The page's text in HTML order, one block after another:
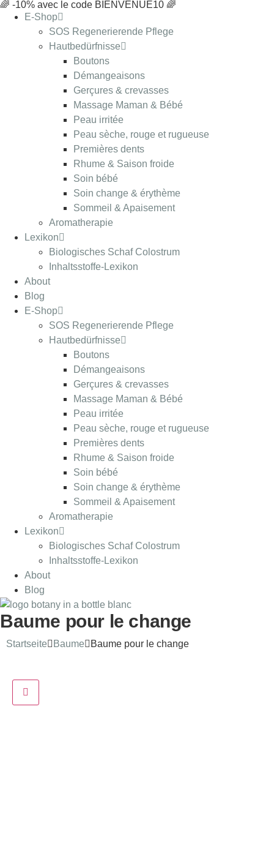
🌈 -10% avec le code BIENVENUE10 🌈
E-Shop
SOS Regenerierende Pflege
Hautbedürfnisse
Boutons
Démangeaisons
Gerçures & crevasses
Massage Maman & Bébé
Peau irritée
Peau sèche, rouge et rugueuse
Premières dents
Rhume & Saison froide
Soin bébé
Soin change & érythème
Sommeil & Apaisement
Aromatherapie
Lexikon
Biologisches Schaf Colostrum
Inhaltsstoffe-Lexikon
About
Blog
E-Shop
SOS Regenerierende Pflege
Hautbedürfnisse
Boutons
Démangeaisons
Gerçures & crevasses
Massage Maman & Bébé
Peau irritée
Peau sèche, rouge et rugueuse
Premières dents
Rhume & Saison froide
Soin bébé
Soin change & érythème
Sommeil & Apaisement
Aromatherapie
Lexikon
Biologisches Schaf Colostrum
Inhaltsstoffe-Lexikon
About
Blog
Baume pour le change
Startseite Baume Baume pour le change